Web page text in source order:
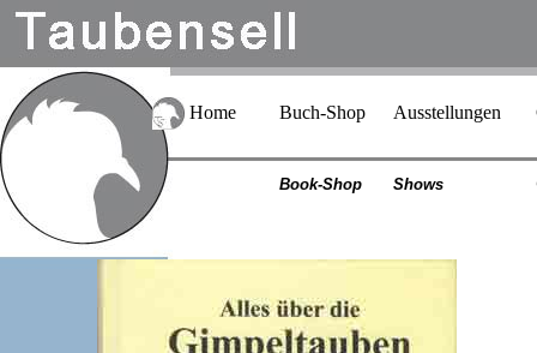
Home Buch-Shop Ausstellungen
Book-Shop Shows